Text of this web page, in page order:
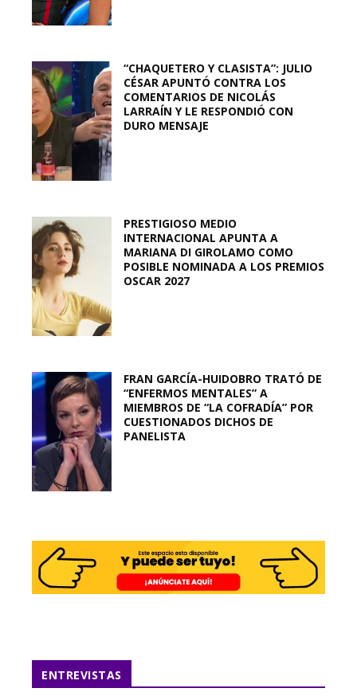
“CHAQUETERO Y CLASISTA”: JULIO
CÉSAR APUNTÓ CONTRA LOS
COMENTARIOS DE NICOLÁS
LARRAÍN Y LE RESPONDIÓ CON
DURO MENSAJE
PRESTIGIOSO MEDIO
INTERNACIONAL APUNTA A
MARIANA DI GIROLAMO COMO
POSIBLE NOMINADA A LOS PREMIOS
OSCAR 2027
FRAN GARCÍA-HUIDOBRO TRATÓ DE
“ENFERMOS MENTALES” A
MIEMBROS DE “LA COFRADÍA” POR
CUESTIONADOS DICHOS DE
PANELISTA
ENTREVISTAS